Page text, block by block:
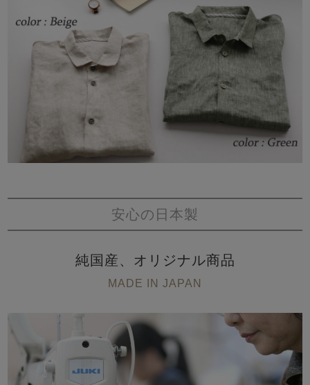
安心の日本製
純国産、オリジナル商品
MADE IN JAPAN